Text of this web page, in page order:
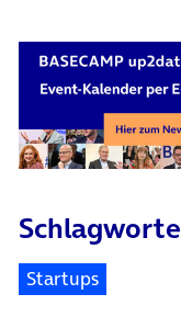
Schlagworte
Startups